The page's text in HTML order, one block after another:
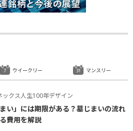
ックス人生100年デザイン
まい」には期限がある？墓じまいの流れ
費用を解説
ウイークリー マンスリー